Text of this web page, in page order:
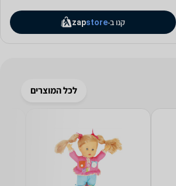
קנו ב- zapstore
לכל המוצרים